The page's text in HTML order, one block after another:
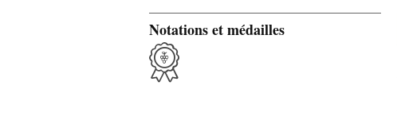
Notations et médailles